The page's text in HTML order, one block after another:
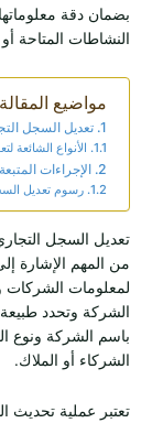
بضمان دقة
النشاطات المتاحة
مواضيع المقالة
تعديل السجل
الأنواع الشائعة
الإجراءات
رسوم تعديل
تعديل السجل
من المهم الإشارة
لمعلومات الشركات
الشركة وتحدد
باسم الشركة ونوع
الشركاء أو الملاك.
تعتبر عملية